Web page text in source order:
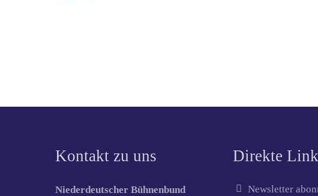
Kontakt zu uns
Niederdeutscher Bühnenbund
Direkte
Newsletter